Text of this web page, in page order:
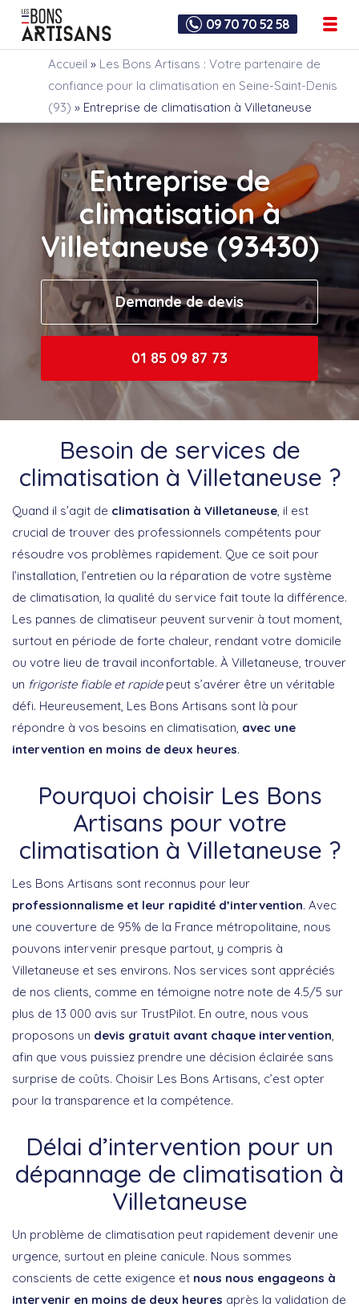
09 70 70 52 58
Accueil » Les Bons Artisans : Votre partenaire de
confiance pour la climatisation en Seine-Saint-Denis
(93) » Entreprise de climatisation à Villetaneuse
Entreprise de
climatisation à
Villetaneuse (93430)
Demande de devis
01 85 09 87 73
Besoin de services de
climatisation à Villetaneuse ?
Quand il s’agit de climatisation à Villetaneuse , il est
crucial de trouver des professionnels compétents pour
résoudre vos problèmes rapidement. Que ce soit pour
l’installation, l’entretien ou la réparation de votre système
de climatisation, la qualité du service fait toute la différence.
Les pannes de climatiseur peuvent survenir à tout moment,
surtout en période de forte chaleur, rendant votre domicile
ou votre lieu de travail inconfortable. À Villetaneuse, trouver
un frigoriste fiable et rapidepeut s’avérer être un véritable
défi. Heureusement, Les Bons Artisans sont là pour
répondre à vos besoins en climatisation, avec une
intervention en moins de deux heures.
Pourquoi choisir Les Bons
Artisans pour votre
climatisation à Villetaneuse ?
Les Bons Artisans sont reconnus pour leur
professionnalisme et leur rapidité d’intervention. Avec
une couverture de 95% de la France métropolitaine, nous
pouvons intervenir presque partout, y compris à
Villetaneuse et ses environs. Nos services sont appréciés
de nos clients, comme en témoigne notre note de 4.5/5 sur
plus de 13 000 avis sur TrustPilot. En outre, nous vous
proposons un devis gratuit avant chaque intervention
afin que vous puissiez prendre une décision éclairée sans
surprise de coûts. Choisir Les Bons Artisans, c’est opter
pour la transparence et la compétence.
Délai d’intervention pour un
dépannage de climatisation à
Villetaneuse
Un problème de climatisation peut rapidement devenir une
urgence, surtout en pleine canicule. Nous sommes
conscients de cette exigence et nous nous engageons à
intervenir en moins de deux heures après la validation de